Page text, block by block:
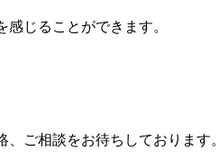
じることができます。
ご相談をお待ちしております。